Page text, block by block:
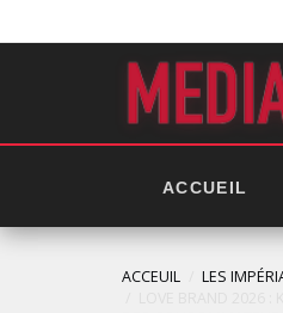
ACCUEIL
ACCEUIL
LES